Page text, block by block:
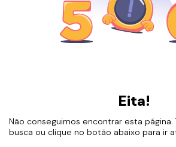
Eita!
Não conseguimos encontrar esta
busca ou clique no botão abaixo para ir